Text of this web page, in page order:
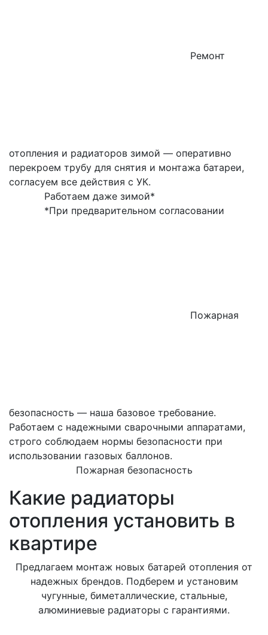
Ремонт
отопления и радиаторов зимой — оперативно
перекроем трубу для снятия и монтажа батареи,
согласуем все действия с УК.
Работаем даже зимой*
*При предварительном согласовании
Пожарная
безопасность — наша базовое требование.
Работаем с надежными сварочными аппаратами,
строго соблюдаем нормы безопасности при
использовании газовых баллонов.
Пожарная безопасность
Какие радиаторы
отопления установить в
квартире
Предлагаем монтаж новых батарей отопления от
надежных брендов. Подберем и установим
чугунные, биметаллические, стальные,
алюминиевые радиаторы с гарантиями.